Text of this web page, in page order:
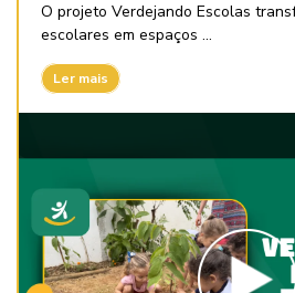
O projeto Verdejando Escolas
escolares em espaços ...
Ler mais